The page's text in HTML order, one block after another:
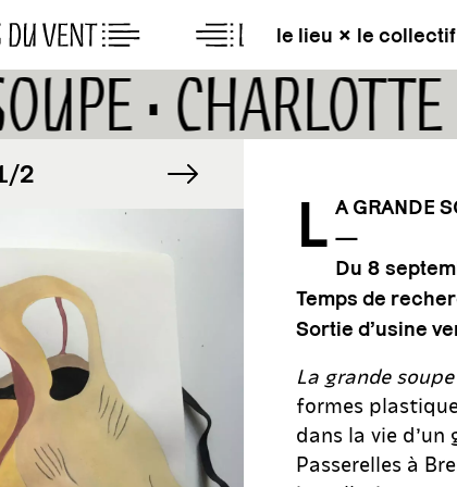
le lieu × le collectif
•
L A GRANDE
—
Du 8
Temps de
Sortie d’usine
La grande soupe
formes
dans la vie
Passerelles à
2